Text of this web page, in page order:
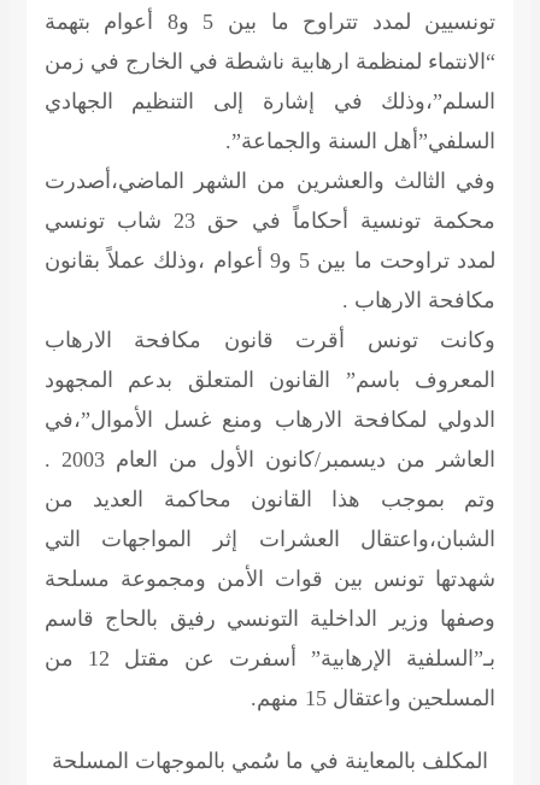
تونسيين لمدد تتراوح ما بين 5 و8 أعوام بتهمة
“الانتماء لمنظمة ارهابية ناشطة في الخارج في زمن
السلم”،وذلك في إشارة إلى التنظيم الجهادي
السلفي”أهل السنة والجماعة”.
وفي الثالث والعشرين من الشهر الماضي،أصدرت
محكمة تونسية أحكاماً في حق 23 شاب تونسي
لمدد تراوحت ما بين 5 و9 أعوام ،وذلك عملاً بقانون
مكافحة الارهاب .
وكانت تونس أقرت قانون مكافحة الارهاب
المعروف باسم” القانون المتعلق بدعم المجهود
الدولي لمكافحة الارهاب ومنع غسل الأموال”،في
العاشر من ديسمبر/كانون الأول من العام 2003 .
وتم بموجب هذا القانون محاكمة العديد من
الشبان،واعتقال العشرات إثر المواجهات التي
شهدتها تونس بين قوات الأمن ومجموعة مسلحة
وصفها وزير الداخلية التونسي رفيق بالحاج قاسم
بـ”السلفية الإرهابية” أسفرت عن مقتل 12 من
المسلحين واعتقال 15 منهم.
المكلف بالمعاينة في ما سُمي بالموجهات المسلحة